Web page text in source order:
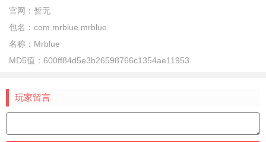
官网： 暂无
包名： com.mrblue.mrblue
名称： Mrblue
MD5值： 600ff84d5e3b26598766c1354ae11953
玩家留言